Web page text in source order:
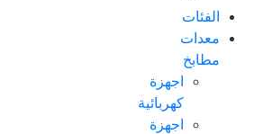
الفئات
معدات
مطابخ
اجهزة
كهربائية
اجهزة